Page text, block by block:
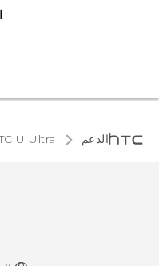
الدعم U Ultra‎